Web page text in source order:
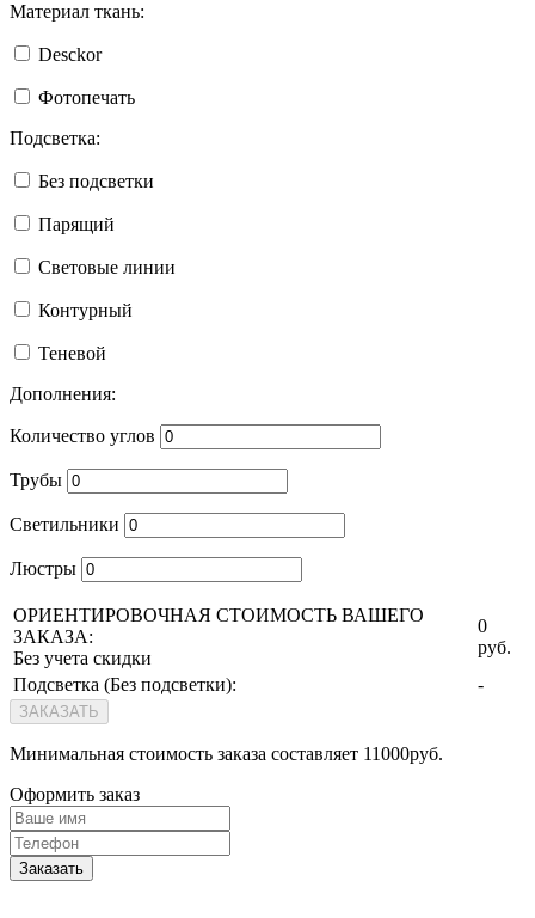
Материал ткань:
Desckor
Фотопечать
Подсветка:
Без подсветки
Парящий
Световые линии
Контурный
Теневой
Дополнения:
Количество углов
Трубы
Светильники
Люстры
ОРИЕНТИРОВОЧНАЯ СТОИМОСТЬ ВАШЕГО
ЗАКАЗА:
Без учета скидки
0
руб.
Подсветка (Без подсветки): -
ЗАКАЗАТЬ
Минимальная стоимость заказа составляет 11000руб.
Оформить заказ
Заказать